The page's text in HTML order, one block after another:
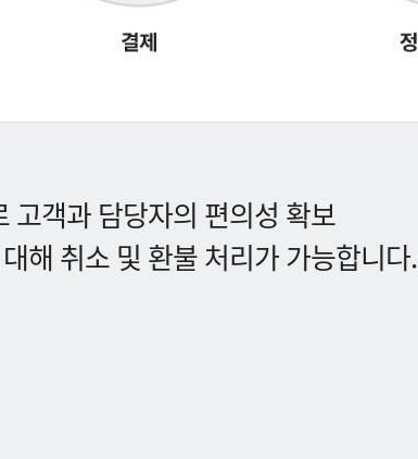
고객과 담당자의 편의성 확보
해 취소 및 환불 처리가 가능합니다.